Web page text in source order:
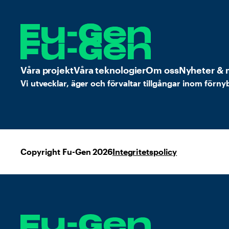
Våra projektVåra teknologierOm ossNyheter &
Vi utvecklar, äger och förvaltar tillgångar inom
Copyright Fu-Gen 2026Integritetspolicy